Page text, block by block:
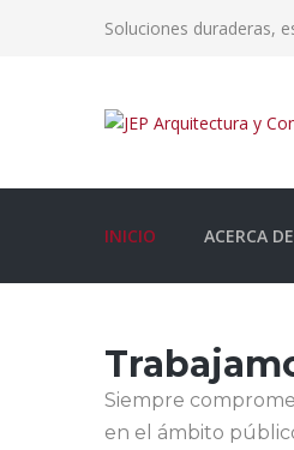
Soluciones duraderas,
INICIO ACERCA
Siempre
en el ámbito